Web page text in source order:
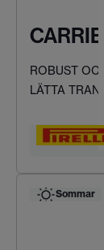
CARRIER
ROBUST
LÄTTA
Hitta ditt
Sommar